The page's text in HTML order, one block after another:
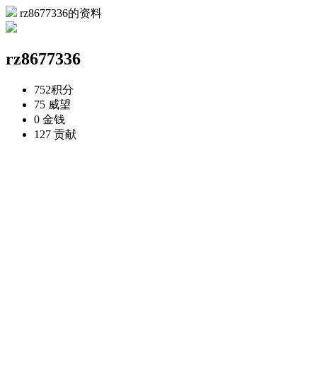
rz8677336的资料
rz8677336
752积分
75 威望
0 金钱
127 贡献